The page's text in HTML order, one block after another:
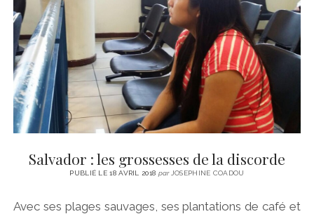
Salvador : les grossesses de la discorde
PUBLIÉ LE 18 AVRIL 2018 parJOSEPHINE COADOU
Avec ses plages sauvages, ses plantations de café et